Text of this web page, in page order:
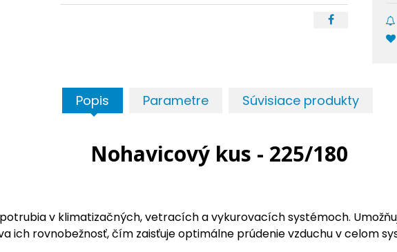
Popis Parametre Súvisiace produkty
Nohavicový kus - 225/180
v klimatizačných, vetracích a vykurovacích systémoch.
ich rovnobežnosť, čím zaisťuje optimálne prúdenie vzduchu v celom